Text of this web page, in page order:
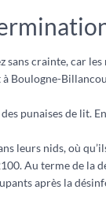
crainte, car
Boulogne-
punaises de lit.
leurs nids, où
Au terme de la
après la